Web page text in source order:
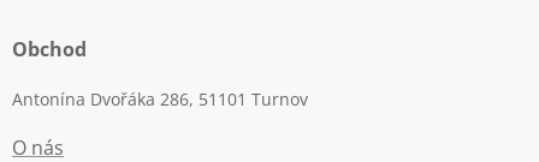
Obchod
Antonína Dvořáka 286, 51101 Turnov
O nás